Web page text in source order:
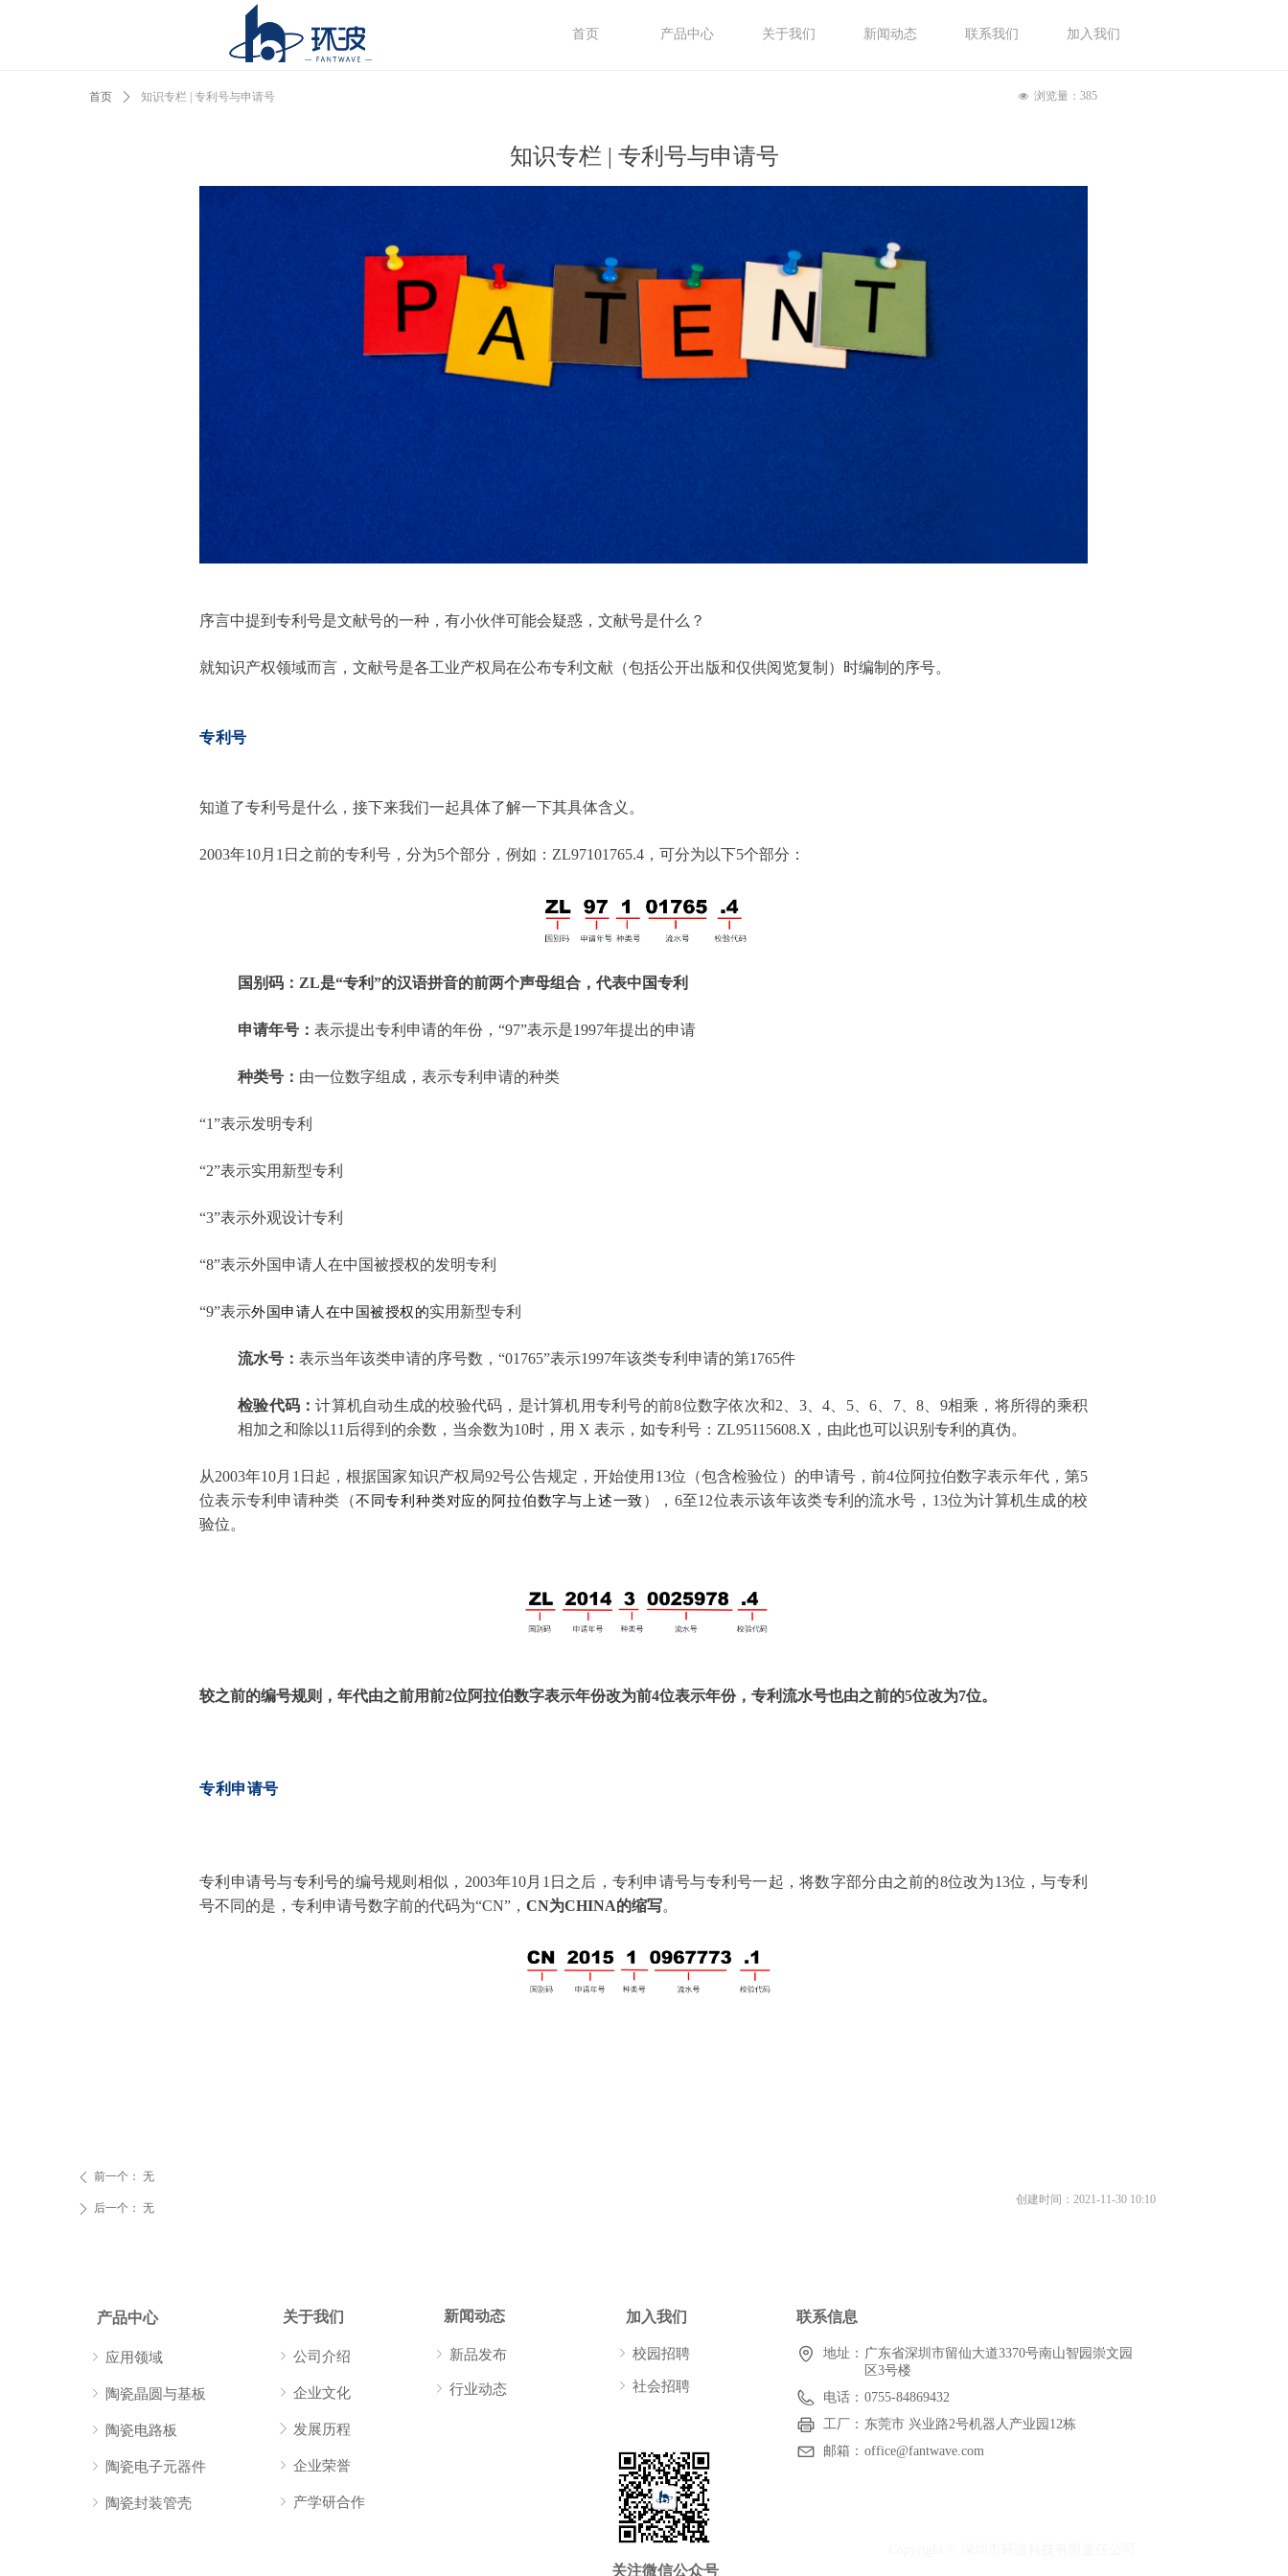
首页 产品中心 关于我们 新闻动态 联系我们 加入我们
知识专栏 | 专利号与申请号
创建时间： 2021-11-30 10:10
序言中提到专利号是文献号的一种，有小伙伴可能会疑惑，文献号是什么？
就知识产权领域而言，文献号是各工业产权局在公布专利文献（包括公开出版和仅供阅览复制）时编制的序号。
专利号
知道了专利号是什么，接下来我们一起具体了解一下其具体含义。
2003年10月1日之前的专利号，分为5个部分，例如：ZL97101765.4，可分为以下5个部分：
国别码：ZL是“专利”的汉语拼音的前两个声母组合，代表中国专利
申请年号： 表示提出专利申请的年份，“97”表示是1997年提出的申请
种类号： 由一位数字组成，表示专利申请的种类
“1”表示发明专利
“2”表示实用新型专利
“3”表示外观设计专利
“8”表示外国申请人在中国被授权的发明专利
“9”表示外国申请人在中国被授权的实用新型专利
流水号： 表示当年该类申请的序号数，“01765”表示1997年该类专利申请的第1765件
检验代码：计算机自动生成的校验代码，是计算机用专利号的前8位数字依次和2、3、4、5、6、7、8、9相乘，将所得的乘积
相加之和除以11后得到的余数，当余数为10时，用 X 表示，如专利号：ZL95115608.X，由此也可以识别专利的真伪。
从2003年10月1日起，根据国家知识产权局92号公告规定，开始使用13位（包含检验位）的申请号，前4位阿拉伯数字表示年代，第5
位表示专利申请种类（不同专利种类对应的阿拉伯数字与上述一致），6至12位表示该年该类专利的流水号，13位为计算机生成的校
验位。
较之前的编号规则，年代由之前用前2位阿拉伯数字表示年份改为前4位表示年份，专利流水号也由之前的5位改为7位。
专利申请号
专利申请号与专利号的编号规则相似，2003年10月1日之后，专利申请号与专利号一起，将数字部分由之前的8位改为13位，与专利
号不同的是，专利申请号数字前的代码为“CN”， CN为CHINA的缩写。
首页 ꄲ 知识专栏 | 专利号与申请号 넶 浏览量： 385
ꄴ 前一个： 无
ꄲ 后一个： 无
产品中心
ꁇ 公司介绍
ꁇ 企业文化
ꁕ 发展历程
ꁇ 企业荣誉
ꁇ 产学研合作
关于我们 加入我们 联系信息
ꁇ 应用领域
ꁇ 陶瓷晶圆与基板
ꁇ 陶瓷电路板
ꁇ 陶瓷电子元器件
ꁇ 陶瓷封装管壳
ꁇ 校园招聘
ꁇ 社会招聘
关注微信公众号
ꁇ 新品发布
ꁇ 行业动态
新闻动态
地址： 广东省深圳市留仙大道3370号南山智园崇文园
区3号楼
电话： 0755-84869432
工厂： 东莞市 兴业路2号机器人产业园12栋
邮箱： office@fantwave.com